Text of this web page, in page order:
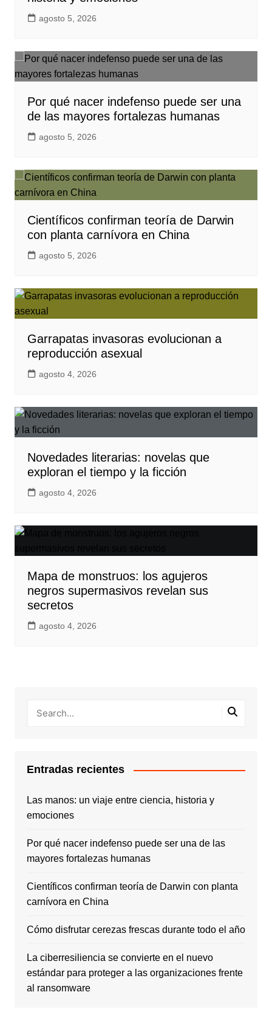
agosto 5, 2026
Por qué nacer indefenso puede ser una
de las mayores fortalezas humanas
agosto 5, 2026
Científicos confirman teoría de Darwin
con planta carnívora en China
agosto 5, 2026
Garrapatas invasoras evolucionan a
reproducción asexual
agosto 4, 2026
Novedades literarias: novelas que
exploran el tiempo y la ficción
agosto 4, 2026
Mapa de monstruos: los agujeros
negros supermasivos revelan sus
secretos
agosto 4, 2026
Entradas recientes
Las manos: un viaje entre ciencia, historia y
emociones
Por qué nacer indefenso puede ser una de las
mayores fortalezas humanas
Científicos confirman teoría de Darwin con planta
carnívora en China
Cómo disfrutar cerezas frescas durante todo el año
La ciberresiliencia se convierte en el nuevo
estándar para proteger a las organizaciones frente
al ransomware